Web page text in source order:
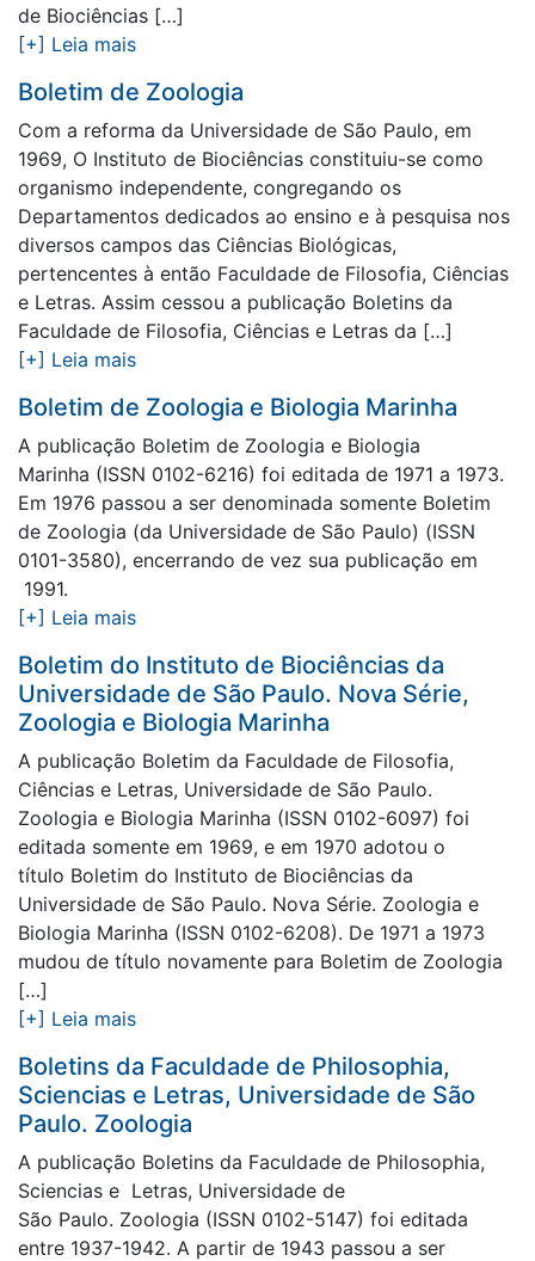
de Biociências […]
[+] Leia mais
Boletim de Zoologia
Com a reforma da Universidade de São Paulo, em
1969, O Instituto de Biociências constituiu-se como
organismo independente, congregando os
Departamentos dedicados ao ensino e à pesquisa nos
diversos campos das Ciências Biológicas,
pertencentes à então Faculdade de Filosofia, Ciências
e Letras. Assim cessou a publicação Boletins da
Faculdade de Filosofia, Ciências e Letras da […]
[+] Leia mais
Boletim de Zoologia e Biologia Marinha
A publicação Boletim de Zoologia e Biologia
Marinha (ISSN 0102-6216) foi editada de 1971 a 1973.
Em 1976 passou a ser denominada somente Boletim
de Zoologia (da Universidade de São Paulo) (ISSN
0101-3580), encerrando de vez sua publicação em
1991.
[+] Leia mais
Boletim do Instituto de Biociências da
Universidade de São Paulo. Nova Série,
Zoologia e Biologia Marinha
A publicação Boletim da Faculdade de Filosofia,
Ciências e Letras, Universidade de São Paulo.
Zoologia e Biologia Marinha (ISSN 0102-6097) foi
editada somente em 1969, e em 1970 adotou o
título Boletim do Instituto de Biociências da
Universidade de São Paulo. Nova Série. Zoologia e
Biologia Marinha (ISSN 0102-6208). De 1971 a 1973
mudou de título novamente para Boletim de Zoologia
[…]
[+] Leia mais
Boletins da Faculdade de Philosophia,
Sciencias e Letras, Universidade de São
Paulo. Zoologia
A publicação Boletins da Faculdade de Philosophia,
Sciencias e Letras, Universidade de
São Paulo. Zoologia (ISSN 0102-5147) foi editada
entre 1937-1942. A partir de 1943 passou a ser